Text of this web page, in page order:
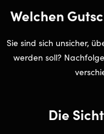
Welchen
Sie sind sich un­si­cher,
wer­den soll?
Die